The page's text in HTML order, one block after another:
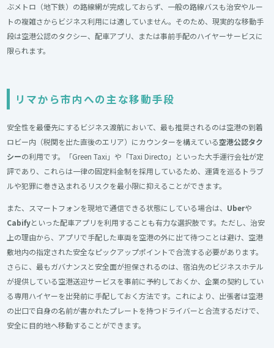
ぶメトロ（地下鉄）の路線網が完成しておらず、一般の路線バスも治安やルー
トの複雑さからビジネス利用には適していません。そのため、現実的な移動手
段は空港公認のタクシー、配車アプリ、または事前手配のハイヤーサービスに
限られます。
リマから市内への主な移動手段
安全性を最優先にするビジネス渡航において、最も推奨されるのは空港の到着
ロビー内（税関を出た直後のエリア）にカウンターを構えている空港公認タク
シーの利用です。「Green Taxi」や「Taxi Directo」といった大手運行会社が定
評であり、これらは一律の固定料金制を採用しているため、運賃を巡るトラブ
ルや犯罪に巻き込まれるリスクを最小限に抑えることができます。
また、スマートフォンを現地で通信できる状態にしている場合は、 Uberや
Cabifyといった配車アプリを利用することも有力な選択肢です。ただし、治安
上の理由から、アプリで手配した車両を空港の外に出て待つことは避け、空港
敷地内の指定された安全なピックアップポイントで合流する必要があります。
さらに、最もガバナンスと安全面が担保されるのは、宿泊先のビジネスホテル
が提供している空港送迎サービスを事前に予約しておくか、企業の契約してい
る専用ハイヤーを出発前に手配しておく方法です。これにより、出張者は空港
の出口で自身の名前が書かれたプレートを持つドライバーと合流するだけで、
安全に目的地へ移動することができます。